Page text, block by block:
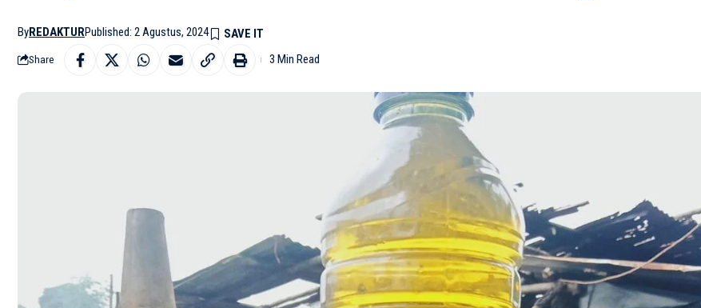
ByREDAKTURPublished: 2 Agustus, 2024
Share 3 Min Read